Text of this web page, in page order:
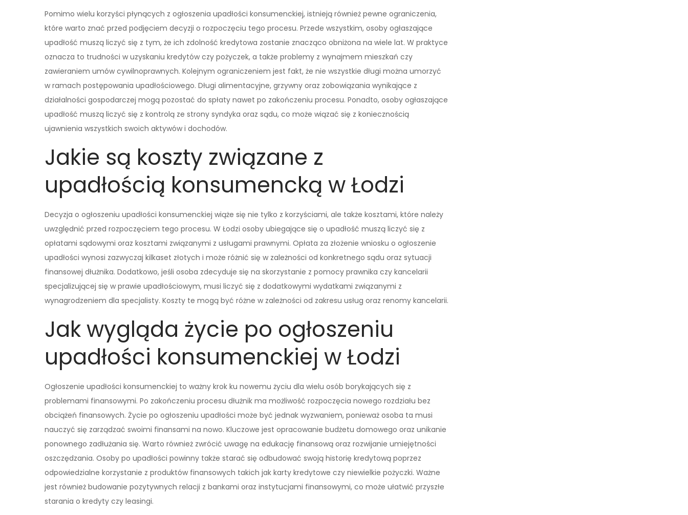
Pomimo wielu korzyści płynących z ogłoszenia upadłości konsumenckiej, istnieją również pewne ograniczenia,
które warto znać przed podjęciem decyzji o rozpoczęciu tego procesu. Przede wszystkim, osoby ogłaszające
upadłość muszą liczyć się z tym, że ich zdolność kredytowa zostanie znacząco obniżona na wiele lat. W praktyce
oznacza to trudności w uzyskaniu kredytów czy pożyczek, a także problemy z wynajmem mieszkań czy
zawieraniem umów cywilnoprawnych. Kolejnym ograniczeniem jest fakt, że nie wszystkie długi można umorzyć
w ramach postępowania upadłościowego. Długi alimentacyjne, grzywny oraz zobowiązania wynikające z
działalności gospodarczej mogą pozostać do spłaty nawet po zakończeniu procesu. Ponadto, osoby ogłaszające
upadłość muszą liczyć się z kontrolą ze strony syndyka oraz sądu, co może wiązać się z koniecznością
ujawnienia wszystkich swoich aktywów i dochodów.
Jakie są koszty związane z
upadłością konsumencką w Łodzi
Decyzja o ogłoszeniu upadłości konsumenckiej wiąże się nie tylko z korzyściami, ale także kosztami, które należy
uwzględnić przed rozpoczęciem tego procesu. W Łodzi osoby ubiegające się o upadłość muszą liczyć się z
opłatami sądowymi oraz kosztami związanymi z usługami prawnymi. Opłata za złożenie wniosku o ogłoszenie
upadłości wynosi zazwyczaj kilkaset złotych i może różnić się w zależności od konkretnego sądu oraz sytuacji
finansowej dłużnika. Dodatkowo, jeśli osoba zdecyduje się na skorzystanie z pomocy prawnika czy kancelarii
specjalizującej się w prawie upadłościowym, musi liczyć się z dodatkowymi wydatkami związanymi z
wynagrodzeniem dla specjalisty. Koszty te mogą być różne w zależności od zakresu usług oraz renomy kancelarii.
Jak wygląda życie po ogłoszeniu
upadłości konsumenckiej w Łodzi
Ogłoszenie upadłości konsumenckiej to ważny krok ku nowemu życiu dla wielu osób borykających się z
problemami finansowymi. Po zakończeniu procesu dłużnik ma możliwość rozpoczęcia nowego rozdziału bez
obciążeń finansowych. Życie po ogłoszeniu upadłości może być jednak wyzwaniem, ponieważ osoba ta musi
nauczyć się zarządzać swoimi finansami na nowo. Kluczowe jest opracowanie budżetu domowego oraz unikanie
ponownego zadłużania się. Warto również zwrócić uwagę na edukację finansową oraz rozwijanie umiejętności
oszczędzania. Osoby po upadłości powinny także starać się odbudować swoją historię kredytową poprzez
odpowiedzialne korzystanie z produktów finansowych takich jak karty kredytowe czy niewielkie pożyczki. Ważne
jest również budowanie pozytywnych relacji z bankami oraz instytucjami finansowymi, co może ułatwić przyszłe
starania o kredyty czy leasingi.